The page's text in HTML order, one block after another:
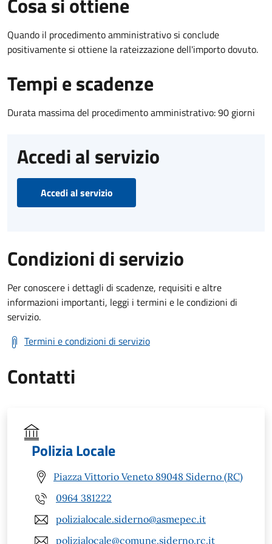
Quando il procedimento amministrativo si conclude
positivamente si ottiene la rateizzazione dell'importo dovuto.
Tempi e scadenze
Durata massima del procedimento amministrativo: 90 giorni
Accedi al servizio
Accedi al servizio
Condizioni di servizio
Per conoscere i dettagli di scadenze, requisiti e altre
informazioni importanti, leggi i termini e le condizioni di
servizio.
Termini e condizioni di servizio
Contatti
Polizia Locale
Piazza Vittorio Veneto 89048 Siderno (RC)
0964 381222
polizialocale.siderno@asmepec.it
polizialocale@comune.siderno.rc.it